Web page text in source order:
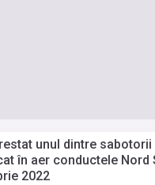
unul dintre
în aer conductele Nord
2022